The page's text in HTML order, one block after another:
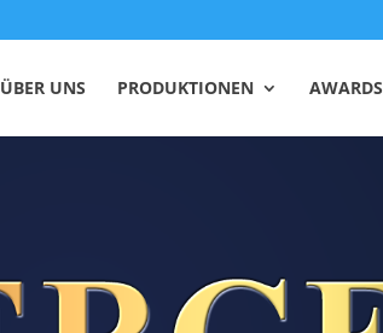
ÜBER UNS PRODUKTIONEN AWARDS